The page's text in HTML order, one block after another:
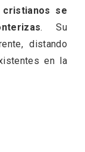
se
. Su
distando
en la